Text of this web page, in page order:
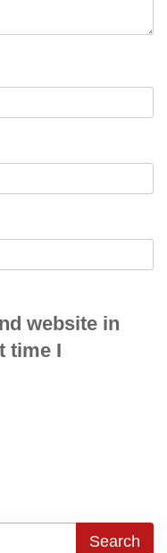
website in
time I